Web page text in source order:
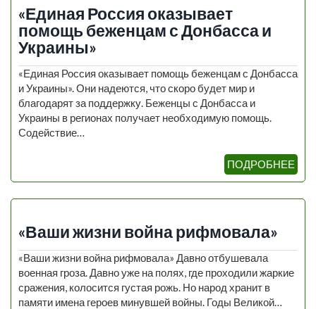
«Единая Россия оказывает
помощь беженцам с Донбасса и
Украины»
«Единая Россия оказывает помощь беженцам с Донбасса
и Украины». Они надеются, что скоро будет мир и
благодарят за поддержку. Беженцы с Донбасса и
Украины в регионах получает необходимую помощь.
Содействие…
ПОДРОБНЕЕ
«Ваши жизни война рифмовала»
«Ваши жизни война рифмовала» Давно отбушевала
военная гроза. Давно уже на полях, где проходили жаркие
сражения, колосится густая рожь. Но народ хранит в
памяти имена героев минувшей войны. Годы Великой…